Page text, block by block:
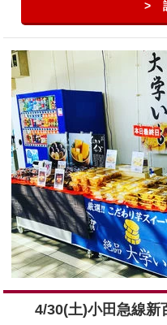
4/30(土)小田急線新